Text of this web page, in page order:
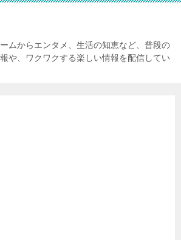
ムからエンタメ、生活の知恵など、普段の
や、ワクワクする楽しい情報を配信してい